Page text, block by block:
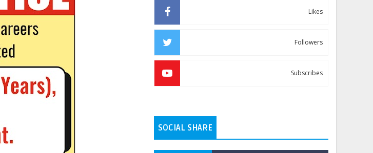
Likes
Followers
Subscribes
SOCIAL SHARE